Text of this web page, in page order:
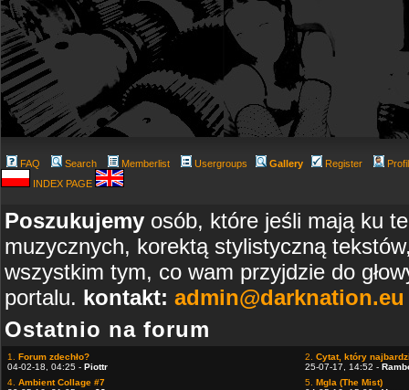
FAQ Search Memberlist Usergroups Gallery Register
INDEX PAGE
Poszukujemy osób, które jeśli mają ku
muzycznych, korektą stylistyczną
wszystkim tym, co wam przyjdzie do
portalu. kontakt: admin@darknation.eu
Ostatnio na forum
1. Forum zdechło?
04-02-18, 04:25 - Piottr
2. Cytat, który
25-07-17, 14:52 -
4. Ambient Collage #7
5. Mgla (The Mist)